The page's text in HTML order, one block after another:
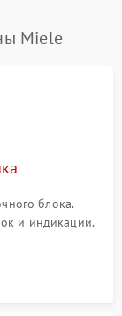
Miele
блока.
и индикации.
на слух.
выявления